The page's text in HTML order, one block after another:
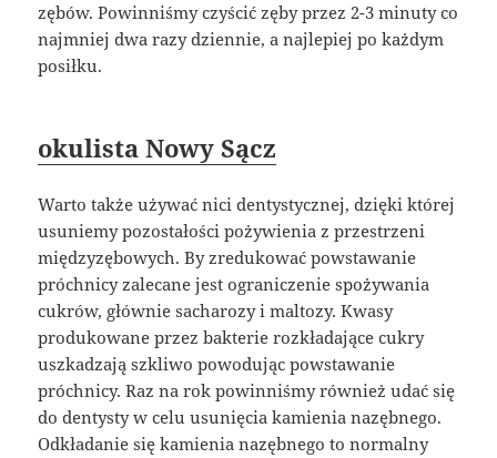
zębów. Powinniśmy czyścić zęby przez 2-3 minuty co
najmniej dwa razy dziennie, a najlepiej po każdym
posiłku.
okulista Nowy Sącz
Warto także używać nici dentystycznej, dzięki której
usuniemy pozostałości pożywienia z przestrzeni
międzyzębowych. By zredukować powstawanie
próchnicy zalecane jest ograniczenie spożywania
cukrów, głównie sacharozy i maltozy. Kwasy
produkowane przez bakterie rozkładające cukry
uszkadzają szkliwo powodując powstawanie
próchnicy. Raz na rok powinniśmy również udać się
do dentysty w celu usunięcia kamienia nazębnego.
Odkładanie się kamienia nazębnego to normalny